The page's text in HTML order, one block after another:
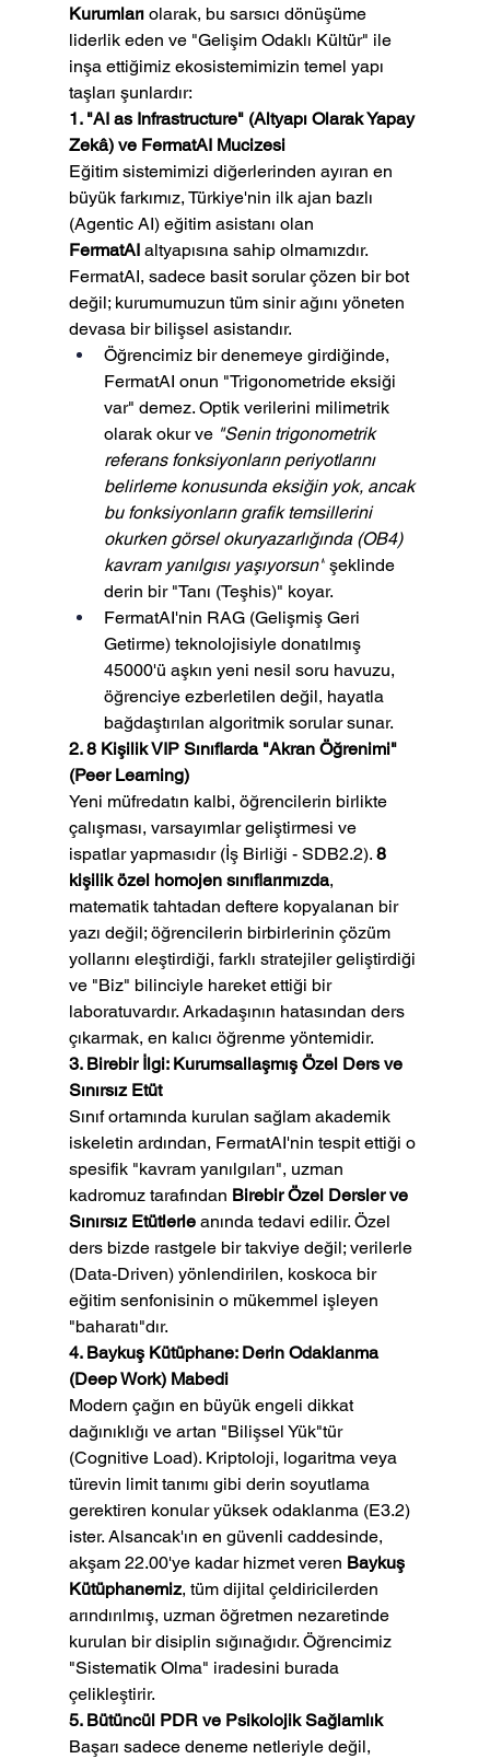
Kurumları olarak, bu sarsıcı dönüşüme
liderlik eden ve "Gelişim Odaklı Kültür" ile
inşa ettiğimiz ekosistemimizin temel yapı
taşları şunlardır:
1. "AI as Infrastructure" (Altyapı Olarak Yapay
Zekâ) ve FermatAI Mucizesi
Eğitim sistemimizi diğerlerinden ayıran en
büyük farkımız, Türkiye'nin ilk ajan bazlı
(Agentic AI) eğitim asistanı olan
FermatAI altyapısına sahip olmamızdır.
FermatAI, sadece basit sorular çözen bir bot
değil; kurumumuzun tüm sinir ağını yöneten
devasa bir bilişsel asistandır.
Öğrencimiz bir denemeye girdiğinde,
FermatAI onun "Trigonometride eksiği
var" demez. Optik verilerini milimetrik
olarak okur ve "Senin trigonometrik
referans fonksiyonların periyotlarını
belirleme konusunda eksiğin yok, ancak
bu fonksiyonların grafik temsillerini
okurken görsel okuryazarlığında (OB4)
kavram yanılgısı yaşıyorsun" şeklinde
derin bir "Tanı (Teşhis)" koyar.
FermatAI'nin RAG (Gelişmiş Geri
Getirme) teknolojisiyle donatılmış
45000'ü aşkın yeni nesil soru havuzu,
öğrenciye ezberletilen değil, hayatla
bağdaştırılan algoritmik sorular sunar.
2. 8 Kişilik VIP Sınıflarda "Akran Öğrenimi"
(Peer Learning)
Yeni müfredatın kalbi, öğrencilerin birlikte
çalışması, varsayımlar geliştirmesi ve
ispatlar yapmasıdır (İş Birliği - SDB2.2). 8
kişilik özel homojen sınıflarımızda,
matematik tahtadan deftere kopyalanan bir
yazı değil; öğrencilerin birbirlerinin çözüm
yollarını eleştirdiği, farklı stratejiler geliştirdiği
ve "Biz" bilinciyle hareket ettiği bir
laboratuvardır. Arkadaşının hatasından ders
çıkarmak, en kalıcı öğrenme yöntemidir.
3. Birebir İlgi: Kurumsallaşmış Özel Ders ve
Sınırsız Etüt
Sınıf ortamında kurulan sağlam akademik
iskeletin ardından, FermatAI'nin tespit ettiği o
spesifik "kavram yanılgıları", uzman
kadromuz tarafından Birebir Özel Dersler ve
Sınırsız Etütlerle anında tedavi edilir. Özel
ders bizde rastgele bir takviye değil; verilerle
(Data-Driven) yönlendirilen, koskoca bir
eğitim senfonisinin o mükemmel işleyen
"baharatı"dır.
4. Baykuş Kütüphane: Derin Odaklanma
(Deep Work) Mabedi
Modern çağın en büyük engeli dikkat
dağınıklığı ve artan "Bilişsel Yük"tür
(Cognitive Load). Kriptoloji, logaritma veya
türevin limit tanımı gibi derin soyutlama
gerektiren konular yüksek odaklanma (E3.2)
ister. Alsancak'ın en güvenli caddesinde,
akşam 22.00'ye kadar hizmet veren Baykuş
Kütüphanemiz, tüm dijital çeldiricilerden
arındırılmış, uzman öğretmen nezaretinde
kurulan bir disiplin sığınağıdır. Öğrencimiz
"Sistematik Olma" iradesini burada
çelikleştirir.
5. Bütüncül PDR ve Psikolojik Sağlamlık
Başarı sadece deneme netleriyle değil,